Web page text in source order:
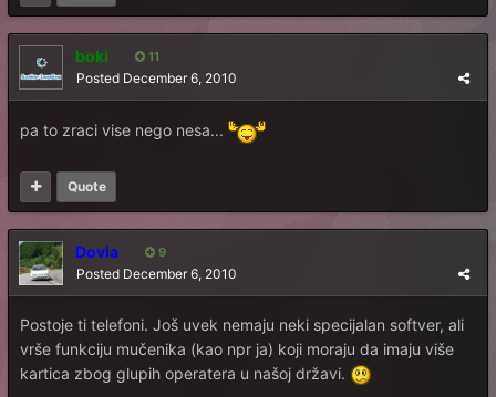
boki 11
Posted December 6, 2010
pa to zraci vise nego nesa...
Quote
Dovla 9
Posted December 6, 2010
Postoje ti telefoni. Još uvek nemaju neki specijalan softver, ali
vrše funkciju mučenika (kao npr ja) koji moraju da imaju više
kartica zbog glupih operatera u našoj državi.